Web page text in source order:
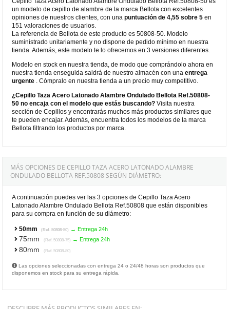
un modelo de cepillo de alambre de la marca Bellota con excelentes
opiniones de nuestros clientes, con unapuntuación de 4,55 sobre 5 en
151 valoraciones de usuarios.
La referencia de Bellota de este producto es 50808-50. Modelo
suministrado unitariamente y no dispone de pedido mínimo en nuestra
tienda. Además, este modelo te lo ofrecemos en 3 versiones diferentes.
Modelo en stock en nuestra tienda, de modo que comprándolo ahora en
nuestra tienda enseguida saldrá de nuestro almacén con unaentrega
urgente . Cómpralo en nuestra tienda a un precio muy competitivo.
¿Cepillo Taza Acero Latonado Alambre Ondulado Bellota Ref.50808-
50 no encaja con el modelo que estás buscando? Visita nuestra
sección de Cepillos y encontrarás muchos más productos similares que
te pueden encajar. Además, encuentra todos los modelos de la marca
Bellota filtrando los productos por marca.
MÁS OPCIONES DE CEPILLO TAZA ACERO LATONADO ALAMBRE
ONDULADO BELLOTA REF.50808 SEGÚN DIÁMETRO:
A continuación puedes ver las 3 opciones de Cepillo Taza Acero
Latonado Alambre Ondulado Bellota Ref.50808 que están disponibles
para su compra en función de su diámetro:
50mm (Ref. 50808-50) → Entrega 24h
75mm (Ref. 50808-75) → Entrega 24h
80mm (Ref. 50808-80)
Las opciones seleccionadas con entrega 24 o 24/48 horas son productos que
disponemos en stock para su entrega rápida.